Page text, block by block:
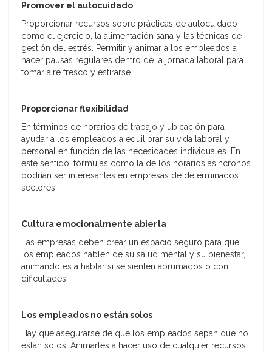
Promover el autocuidado
Proporcionar recursos sobre prácticas de autocuidado
como el ejercicio, la alimentación sana y las técnicas de
gestión del estrés. Permitir y animar a los empleados a
hacer pausas regulares dentro de la jornada laboral para
tomar aire fresco y estirarse.
Proporcionar flexibilidad
En términos de horarios de trabajo y ubicación para
ayudar a los empleados a equilibrar su vida laboral y
personal en función de las necesidades individuales. En
este sentido, fórmulas como la de los horarios asíncronos
podrían ser interesantes en empresas de determinados
sectores.
Cultura emocionalmente abierta
Las empresas deben crear un espacio seguro para que
los empleados hablen de su salud mental y su bienestar,
animándoles a hablar si se sienten abrumados o con
dificultades.
Los empleados no están solos
Hay que asegurarse de que los empleados sepan que no
están solos. Animarles a hacer uso de cualquier recursos